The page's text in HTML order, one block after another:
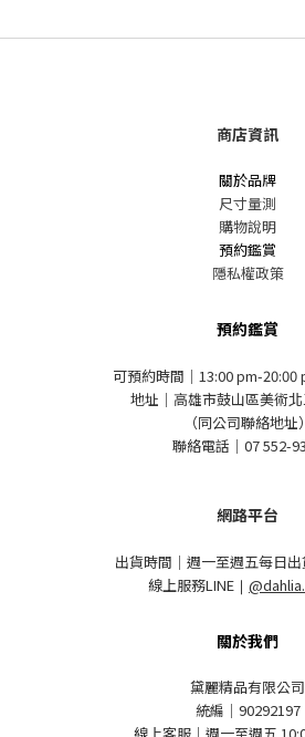
商店資訊
關於品牌
尺寸量測
購物說明
預約鑑賞
隱私權政策
預約鑑賞
可預約時間｜13:00 pm-20:00
地址｜高雄市鼓山區美術
（同公司聯絡地址）
聯絡電話｜07 552-
網路平台
出貨時間｜週一至週五每日
線上服務LINE ｜
關於我們
黛麗精品有限公司
統編｜90292197